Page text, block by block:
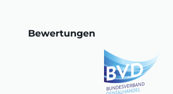
Bewertungen